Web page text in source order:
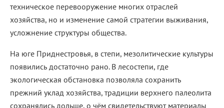
техническое перевооружение многих отраслей
хозяйства, но и изменение самой стратегии выживания,
усложнение структуры общества.
На юге Приднестровья, в степи, мезолитические культуры
появились достаточно рано. В лесостепи, где
экологическая обстановка позволяла сохранить
прежний уклад хозяйства, традиции верхнего палеолита
сохранялись дольше, о чём свидетельствуют материалы